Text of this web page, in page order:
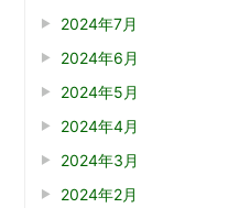
2024年7月
2024年6月
2024年5月
2024年4月
2024年3月
2024年2月